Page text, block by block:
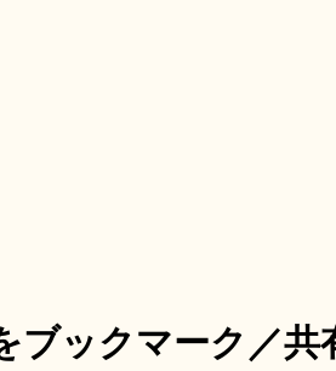
ブックマーク／共